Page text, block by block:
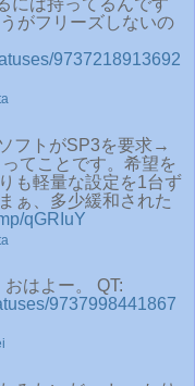
には持ってるんです
がフリーズしないの
9737218913692
フトがSP3を要求→
てことです。希望を
も軽量な設定を1台ず
ぁ、多少緩和された
qGRIuY
はよー。 QT:
9737998441867